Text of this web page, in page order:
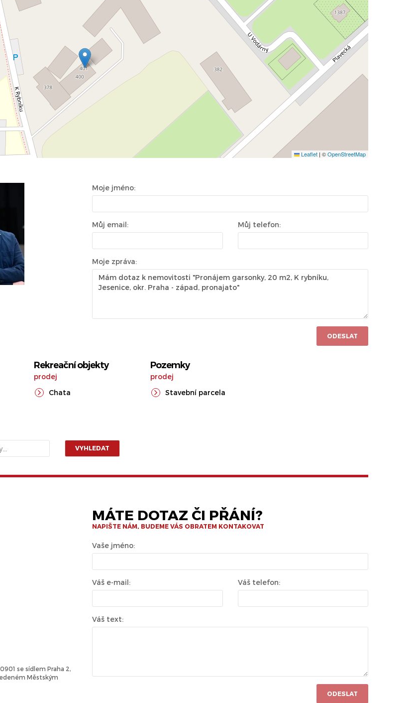
Leaflet | ©OpenStreetMap
Moje jméno:
Můj email: Můj telefon:
Moje zpráva:
ODESLAT
Rekreační objekty
prodej
Chata
Pozemky
prodej
Stavební parcela
VYHLEDAT
se sídlem Praha 2,
Městským
MÁTE DOTAZ ČI PŘÁNÍ?
NAPIŠTE NÁM, BUDEME VÁS OBRATEM KONTAKOVAT
Vaše jméno:
Váš e-mail: Váš telefon:
Váš text:
ODESLAT